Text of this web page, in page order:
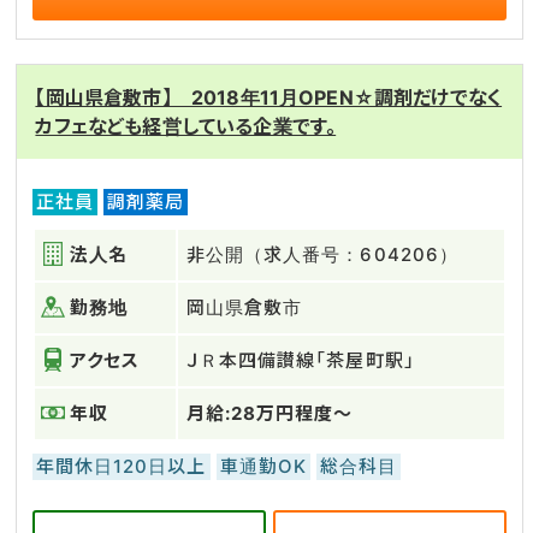
【岡山県倉敷市】 2018年11月OPEN☆調剤だけでなく
カフェなども経営している企業です。
正社員 調剤薬局
法人名 非公開（求人番号：604206）
勤務地 岡山県倉敷市
アクセス ＪＲ本四備讃線「茶屋町駅」
年収 月給:28万円程度～
年間休日120日以上 車通勤OK 総合科目